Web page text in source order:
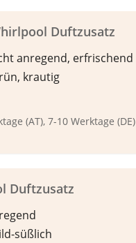
Duftzusatz
anregend, erfrischend
krautig
(AT), 7-10 Werktage (DE)
Duftzusatz
süßlich